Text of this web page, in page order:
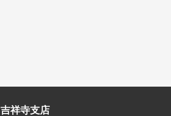
吉祥寺支店